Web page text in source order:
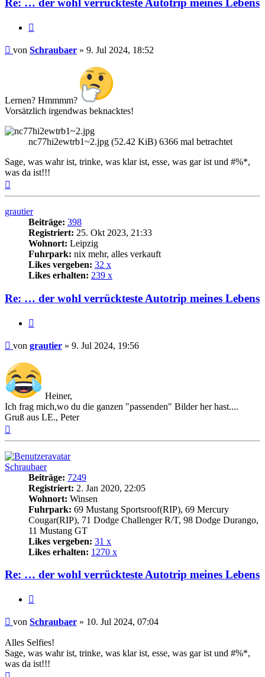
Re: … der wohl verrückteste Autotrip meines Lebens
Beitrag
von Schraubaer » 9. Jul 2024, 18:52
Lernen? Hmmmm?
Vorsätzlich irgendwas beknacktes!
nc77hi2ewtrb1~2.jpg (52.42 KiB) 6366 mal betrachtet
Sage, was wahr ist, trinke, was klar ist, esse, was gar ist und #%*,
was da ist!!!
grautier
Beiträge: 398
Registriert: 25. Okt 2023, 21:33
Wohnort: Leipzig
Fuhrpark: nix mehr, alles verkauft
Likes vergeben: 32 x
Likes erhalten: 239 x
Re: … der wohl verrückteste Autotrip meines Lebens
Beitrag
von grautier » 9. Jul 2024, 19:56
Heiner,
Ich frag mich,wo du die ganzen "passenden" Bilder her hast....
Gruß aus LE., Peter
Schraubaer
Beiträge: 7249
Registriert: 2. Jan 2020, 22:05
Wohnort: Winsen
Fuhrpark: 69 Mustang Sportsroof(RIP), 69 Mercury
Cougar(RIP), 71 Dodge Challenger R/T, 98 Dodge Durango,
11 Mustang GT
Likes vergeben: 31 x
Likes erhalten: 1270 x
Re: … der wohl verrückteste Autotrip meines Lebens
Beitrag
von Schraubaer » 10. Jul 2024, 07:04
Alles Selfies!
Sage, was wahr ist, trinke, was klar ist, esse, was gar ist und #%*,
was da ist!!!